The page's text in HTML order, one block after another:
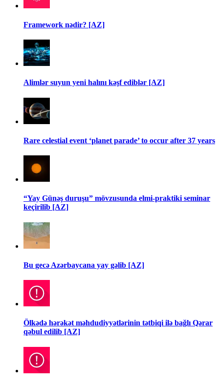
Framework nədir? [AZ]
Alimlər suyun yeni halını kəşf ediblər [AZ]
Rare celestial event ‘planet parade’ to occur after 37 years
“Yay Günəş duruşu” mövzusunda elmi-praktiki seminar
keçirilib [AZ]
Bu gecə Azərbaycana yay gəlib [AZ]
Ölkədə hərəkət məhdudiyyətlərinin tətbiqi ilə bağlı Qərar
qəbul edilib [AZ]